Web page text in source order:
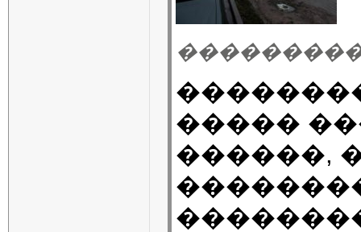
���������
�����
������,
��������